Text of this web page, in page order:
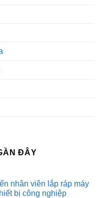
ĐÂY
nhân viên lắp ráp máy
bị công nghiệp